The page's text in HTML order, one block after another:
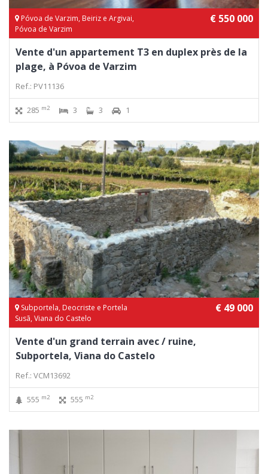
Póvoa de Varzim, Beiriz e Argivai,
Póvoa de Varzim
€ 550 000
Vente d'un appartement T3 en duplex près de la
plage, à Póvoa de Varzim
Ref.: PV11136
285 m2 3 3 1
Subportela, Deocriste e Portela
Susã, Viana do Castelo
€ 49 000
Vente d'un grand terrain avec / ruine,
Subportela, Viana do Castelo
Ref.: VCM13692
555 m2 555 m2